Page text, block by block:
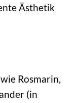
Ästhetik
Rosmarin,
(in